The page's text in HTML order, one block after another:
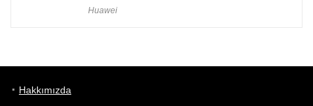
Huawei
Hakkımızda